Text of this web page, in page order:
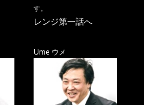
す。
レンジ第一話へ
Ume ウメ